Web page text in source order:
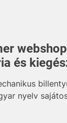
és
nyelv